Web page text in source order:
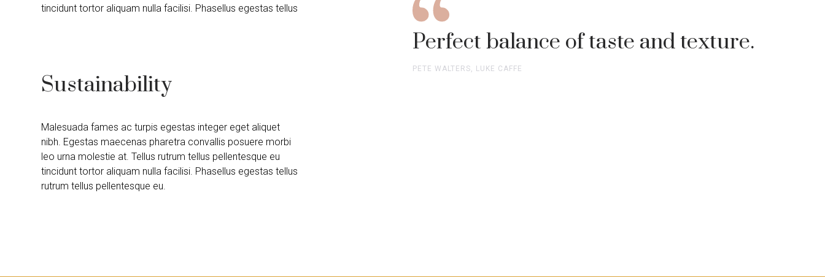
tincidunt tortor aliquam nulla facilisi. Phasellus egestas tellus
Sustainability
Malesuada fames ac turpis egestas integer eget aliquet
nibh. Egestas maecenas pharetra convallis posuere morbi
leo urna molestie at. Tellus rutrum tellus pellentesque eu
tincidunt tortor aliquam nulla facilisi. Phasellus egestas tellus
rutrum tellus pellentesque eu.
Perfect balance of taste and texture.
PETE WALTERS, LUKE CAFFE